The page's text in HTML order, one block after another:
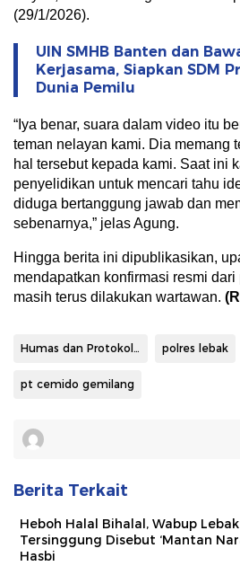
(29/1/2026).
UIN SMHB Banten dan
Kerjasama, Siapkan SDM
Dunia Pemilu
“Iya benar, suara dalam video itu
teman nelayan kami. Dia memang
hal tersebut kepada kami. Saat ini
penyelidikan untuk mencari tahu
diduga bertanggung jawab dan
sebenarnya,” jelas Agung.
Hingga berita ini dipublikasikan,
mendapatkan konfirmasi resmi
masih terus dilakukan wartawan.
Humas dan Protokoler Pemkab Lebak polres lebak
pt cemido gemilang
Berita Terkait
Heboh Halal Bihalal, Wabup
Tersinggung Disebut ‘Mantan
Hasbi